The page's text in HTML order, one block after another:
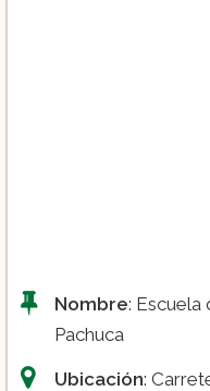
Nombre: Escuela
Pachuca
Ubicación: